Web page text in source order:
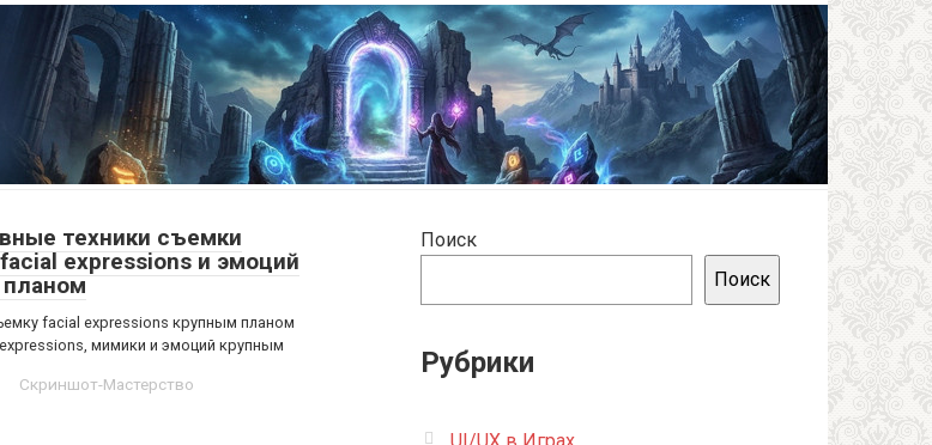
техники съемки
expressions и эмоций
facial expressions крупным планом
мимики и эмоций крупным
Скриншот-Мастерство
Поиск
Поиск
Рубрики